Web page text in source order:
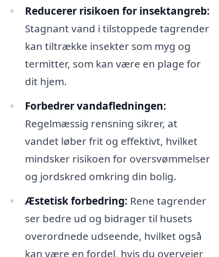
Reducerer risikoen for insektangreb:
Stagnant vand i tilstoppede tagrender
kan tiltrække insekter som myg og
termitter, som kan være en plage for
dit hjem.
Forbedrer vandafledningen:
Regelmæssig rensning sikrer, at
vandet løber frit og effektivt, hvilket
mindsker risikoen for oversvømmelser
og jordskred omkring din bolig.
Æstetisk forbedring: Rene tagrender
ser bedre ud og bidrager til husets
overordnede udseende, hvilket også
kan være en fordel, hvis du overvejer